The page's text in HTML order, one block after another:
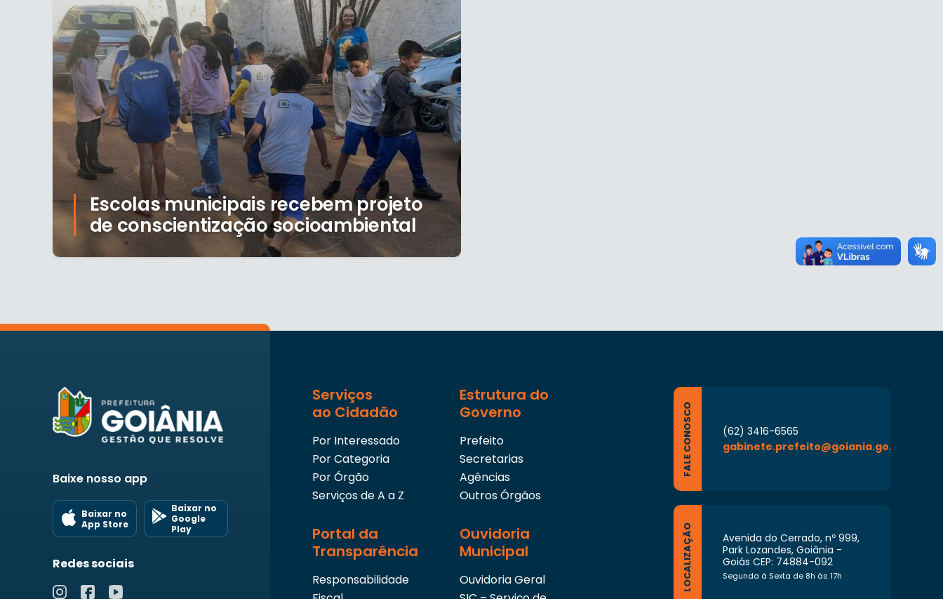
Escolas municipais recebem projeto
de conscientização socioambiental
Baixe nosso app
Baixar no
App Store
Baixar no
Google
Play
Redes sociais
Serviços
ao Cidadão
Por Interessado
Por Categoria
Por Órgão
Serviços de A a Z
Estrutura do
Governo
Prefeito
Secretarias
Agências
Outros Órgãos
Portal da
Transparência
Responsabilidade
Ouvidoria
Municipal
Ouvidoria Geral
FALE CONOSCO
(62) 3416-6565
gabinete.prefeito@goiania.go.gov.br
LOCALIZAÇÃO
Avenida do Cerrado, nº 999,
Park Lozandes, Goiânia -
Goiás CEP: 74884-092
Segunda à Sexta de 8h às 17h